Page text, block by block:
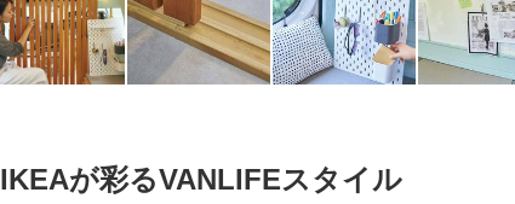
IKEAが彩るVANLIFEスタイル